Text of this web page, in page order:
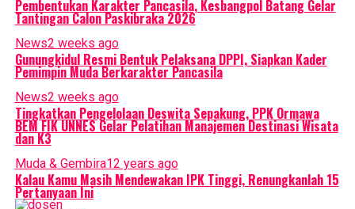
Pembentukan Karakter Pancasila, Kesbangpol Batang Gelar
Tantingan Calon Paskibraka 2026
News2 weeks ago
Gunungkidul Resmi Bentuk Pelaksana DPPI, Siapkan Kader
Pemimpin Muda Berkarakter Pancasila
News2 weeks ago
Tingkatkan Pengelolaan Deswita Sepakung, PPK Ormawa
BEM FIK UNNES Gelar Pelatihan Manajemen Destinasi Wisata
dan K3
Muda & Gembira12 years ago
Kalau Kamu Masih Mendewakan IPK Tinggi, Renungkanlah 15
Pertanyaan Ini